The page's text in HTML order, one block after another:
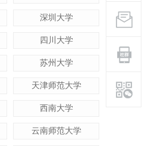
深圳大学
四川大学
苏州大学
天津师范大学
西南大学
云南师范大学